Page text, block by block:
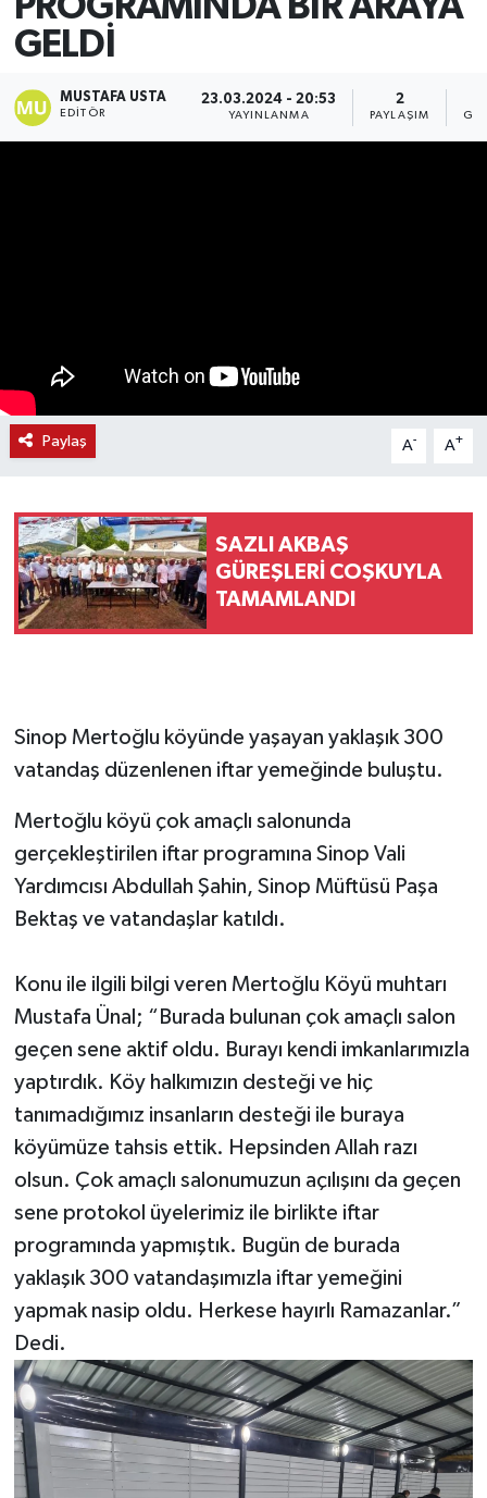
GELDİ
MUSTAFA USTA
EDITÖR
23.03.2024 - 20:53
YAYINLANMA
2
PAYLAŞIM
Paylaş A- A+
SAZLI AKBAŞ
GÜREŞLERİ COŞKUYLA
TAMAMLANDI
Sinop Mertoğlu köyünde yaşayan yaklaşık 300
vatandaş düzenlenen iftar yemeğinde buluştu.
Mertoğlu köyü çok amaçlı salonunda
gerçekleştirilen iftar programına Sinop Vali
Yardımcısı Abdullah Şahin, Sinop Müftüsü Paşa
Bektaş ve vatandaşlar katıldı.
Konu ile ilgili bilgi veren Mertoğlu Köyü muhtarı
Mustafa Ünal; “Burada bulunan çok amaçlı salon
geçen sene aktif oldu. Burayı kendi imkanlarımızla
yaptırdık. Köy halkımızın desteği ve hiç
tanımadığımız insanların desteği ile buraya
köyümüze tahsis ettik. Hepsinden Allah razı
olsun. Çok amaçlı salonumuzun açılışını da geçen
sene protokol üyelerimiz ile birlikte iftar
programında yapmıştık. Bugün de burada
yaklaşık 300 vatandaşımızla iftar yemeğini
yapmak nasip oldu. Herkese hayırlı Ramazanlar.”
Dedi.